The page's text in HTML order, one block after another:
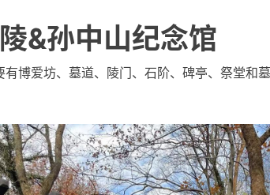
&孙中山纪念馆
有博爱坊、墓道、陵门、石阶、碑亭、祭堂和